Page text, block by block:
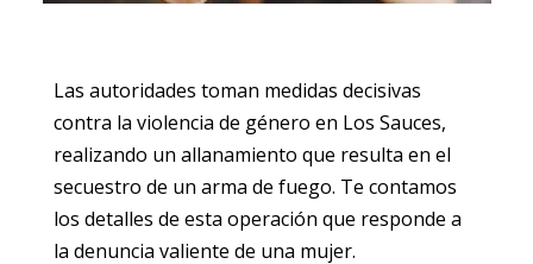
Las autoridades toman medidas decisivas
contra la violencia de género en Los Sauces,
realizando un allanamiento que resulta en el
secuestro de un arma de fuego. Te contamos
los detalles de esta operación que responde a
la denuncia valiente de una mujer.